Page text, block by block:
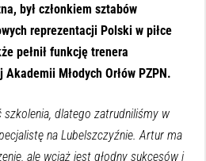
był członkiem sztabów
reprezentacji Polski w piłce
pełnił funkcję trenera
Młodych Orłów PZPN.
dlatego zatrudniliśmy w
na Lubelszczyźnie. Artur ma
ale wciąż jest głodny sukcesów i